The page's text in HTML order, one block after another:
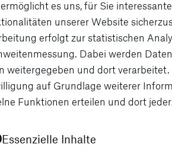
es uns, für Sie
unserer Website
erfolgt zur statistischen
Dabei werden
weitergegeben und dort
auf Grundlage weiterer
Funktionen erteilen und dort
Essenzielle Inhalte